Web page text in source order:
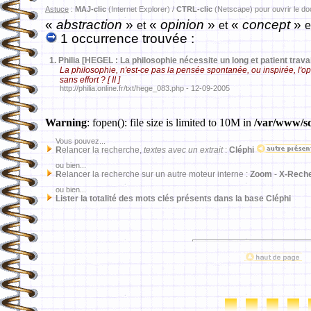
Astuce : MAJ-clic (Internet Explorer) / CTRL-clic (Netscape) pour ouvrir le
«abstraction » et« opinion » et« concept»
1 occurrence trouvée :
1. Philia [HEGEL : La philosophie nécessite un long et patient
La philosophie, n'est-ce pas la pensée spontanée, ou inspirée,
sans effort ? [ II ]
http://philia.online.fr/txt/hege_083.php - 12-09-2005
Warning: fopen(): file size is limited to 10M in /var/www/
Vous pouvez...
Relancer la recherche, textes avec un extrait:Cléphi
ou bien...
Relancer la recherche sur un autre moteur interne : Zoom - X-
ou bien...
Lister la totalité des mots clés présents dans la base Cléphi